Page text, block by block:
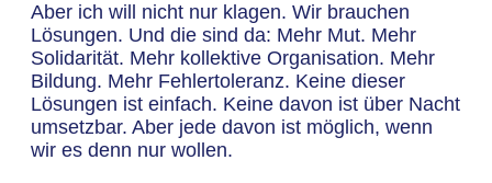
Aber ich will nicht nur klagen. Wir brauchen
Lösungen. Und die sind da: Mehr Mut. Mehr
Solidarität. Mehr kollektive Organisation. Mehr
Bildung. Mehr Fehlertoleranz. Keine dieser
Lösungen ist einfach. Keine davon ist über Nacht
umsetzbar. Aber jede davon ist möglich, wenn
wir es denn nur wollen.